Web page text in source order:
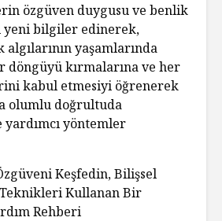
özgüven duygusu ve benlik
yeni bilgiler edinerek,
yaşamlarında
döngüyü kırmalarına ve her
kabul etmesiyi öğrenerek
olumlu doğrultuda
yöntemler
Keşfedin, Bilişsel
Teknikleri Kullanan Bir
Rehberi